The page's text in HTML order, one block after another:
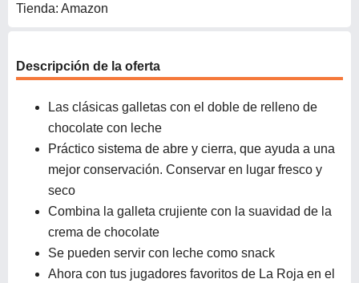
Tienda: Amazon
Descripción de la oferta
Las clásicas galletas con el doble de relleno de
chocolate con leche
Práctico sistema de abre y cierra, que ayuda a una
mejor conservación. Conservar en lugar fresco y
seco
Combina la galleta crujiente con la suavidad de la
crema de chocolate
Se pueden servir con leche como snack
Ahora con tus jugadores favoritos de La Roja en el